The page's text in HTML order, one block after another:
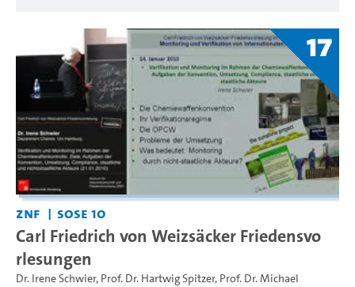
17
ZNF SoSe 10
Carl Friedrich von Weizsäcker Friedensvo
rlesungen
Dr. Irene Schwier, Prof. Dr. Hartwig Spitzer, Prof. Dr. Michael